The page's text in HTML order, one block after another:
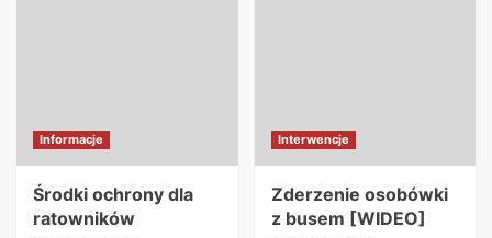
Informacje
Środki ochrony dla
ratowników
Interwencje
Zderzenie osobówki
z busem [WIDEO]